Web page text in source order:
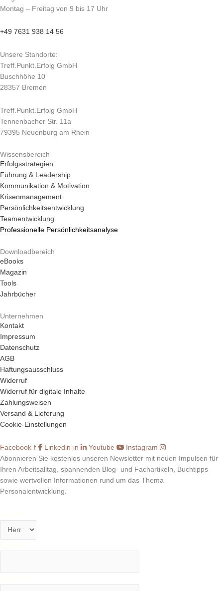
Montag – Freitag von 9 bis 17 Uhr
+49 7631 938 14 56
Unsere Standorte:
Treff.Punkt.Erfolg GmbH
Buschhöhe 10
28357 Bremen
Treff.Punkt.Erfolg GmbH
Tennenbacher Str. 11a
79395 Neuenburg am Rhein
Wissensbereich
Erfolgsstrategien
Führung & Leadership
Kommunikation & Motivation
Krisenmanagement
Persönlichkeitsentwicklung
Teamentwicklung
Professionelle Persönlichkeitsanalyse
Downloadbereich
eBooks
Magazin
Tools
Jahrbücher
Unternehmen
Kontakt
Impressum
Datenschutz
AGB
Haftungsausschluss
Widerruf
Widerruf für digitale Inhalte
Zahlungsweisen
Versand & Lieferung
Cookie-Einstellungen
Facebook-f Linkedin-in Youtube
Instagram
Abonnieren Sie kostenlos unseren Newsletter mit neuen Impulsen für
Ihren Arbeitsalltag, spannenden Blog- und Fachartikeln, Buchtipps
sowie wertvollen Informationen rund um das Thema
Personalentwicklung.